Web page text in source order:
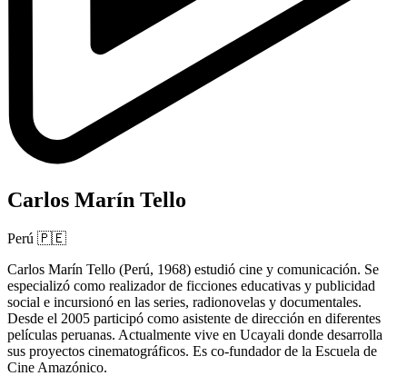
Carlos Marín Tello
Perú 🇵🇪
Carlos Marín Tello (Perú, 1968) estudió cine y comunicación. Se
especializó como realizador de ficciones educativas y publicidad
social e incursionó en las series, radionovelas y documentales.
Desde el 2005 participó como asistente de dirección en diferentes
películas peruanas. Actualmente vive en Ucayali donde desarrolla
sus proyectos cinematográficos. Es co-fundador de la Escuela de
Cine Amazónico.